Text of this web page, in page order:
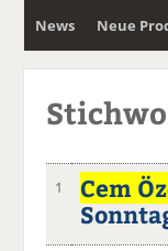
News Neue
1 Cem